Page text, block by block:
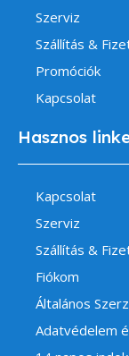
Szerviz
Szállítás &
Promóciók
Kapcsolat
Hasznos
Kapcsolat
Szerviz
Szállítás &
Fiókom
Általános
Adatvédelem